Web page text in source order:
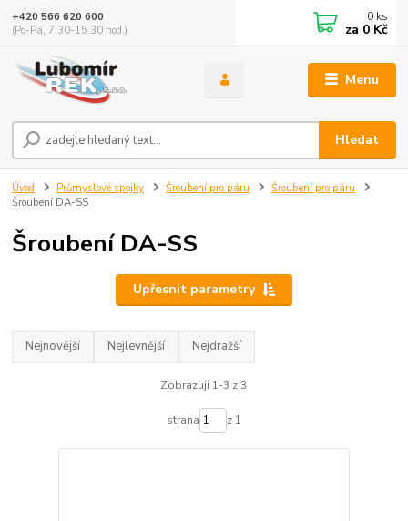
Menu
Hledat
+420 566 620 600
(Po-Pá, 7:30-15:30 hod.)
0 ks
za 0 Kč
Úvod Průmyslové spojky Šroubení pro páru
Šroubení pro páru
Šroubení DA-SS
Šroubení DA-SS
Upřesnit parametry
Nejnovější Nejlevnější Nejdražší
Zobrazuji 1-3 z 3
strana z 1